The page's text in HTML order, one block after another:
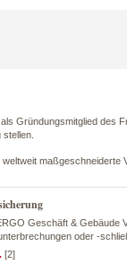
Gründungsmitglied des
maßgeschneiderte
Geschäft & Gebäude
oder -
[2]